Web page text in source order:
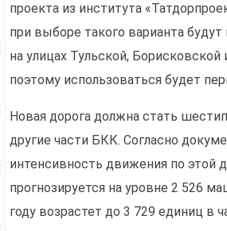
проекта из института
при выборе такого варианта
на улицах Тульской, Борисковской
поэтому использоваться будет
Новая дорога должна стать
другие части БКК. Согласно
интенсивность движения по этой
прогнозируется на уровне 2 526
году возрастет до 3 729 единиц в